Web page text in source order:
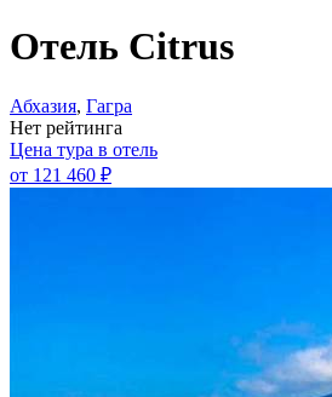
Отель Citrus
Абхазия, Гагра
Нет рейтинга
Цена тура в отель
от 121 460 ₽